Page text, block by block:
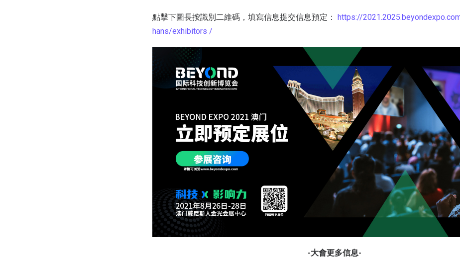
點擊下圖長按識別二維碼，填寫信息提交信息預定： https://
hans/exhibitors /
-大會更多信息-